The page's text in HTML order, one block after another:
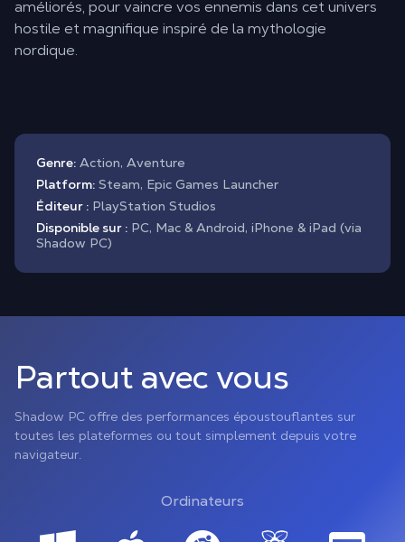
améliorés, pour vaincre vos ennemis dans cet univers
hostile et magnifique inspiré de la mythologie
nordique.
Genre: Action, Aventure
Platform: Steam, Epic Games Launcher
Éditeur : PlayStation Studios
Disponible sur : PC, Mac & Android, iPhone & iPad (via
Shadow PC)
Partout avec vous
Shadow PC offre des performances époustouflantes sur
toutes les plateformes ou tout simplement depuis votre
navigateur.
Ordinateurs